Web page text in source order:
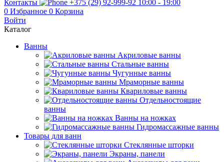
Контакты
+375 (29) 92-999-92 10:00 - 19:00
0 Избранное 0 Корзина
Войти
Каталог
Ванны
Акриловые ванны
Стальные ванны
Чугунные ванны
Мраморные ванны
Квариловые ванны
Отдельностоящие
ванны
Ванны на ножках
Гидромассажные ванны
Товары для ванн
Стеклянные шторки
Экраны, панели